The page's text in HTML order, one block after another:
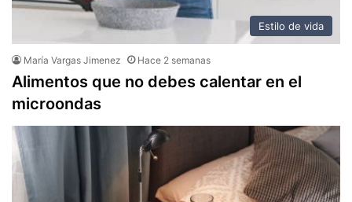
Estilo de vida
María Vargas Jimenez Hace 2 semanas
Alimentos que no debes calentar en el
microondas